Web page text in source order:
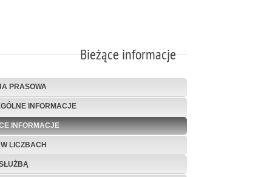
Bieżące informacje
PRASOWA
INFORMACJE
INFORMACJE
LICZBACH